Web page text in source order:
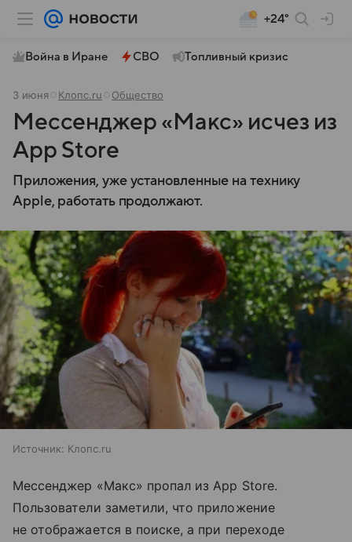
+24°
Война в Иране СВО Топливный кризис
3 июня Клопс.ru Общество
Мессенджер «Макс» исчез из
App Store
Приложения, уже установленные на технику
Apple, работать продолжают.
Источник: Клопс.ru
Мессенджер «Макс» пропал из App Store.
Пользователи заметили, что приложение
не отображается в поиске, а при переходе